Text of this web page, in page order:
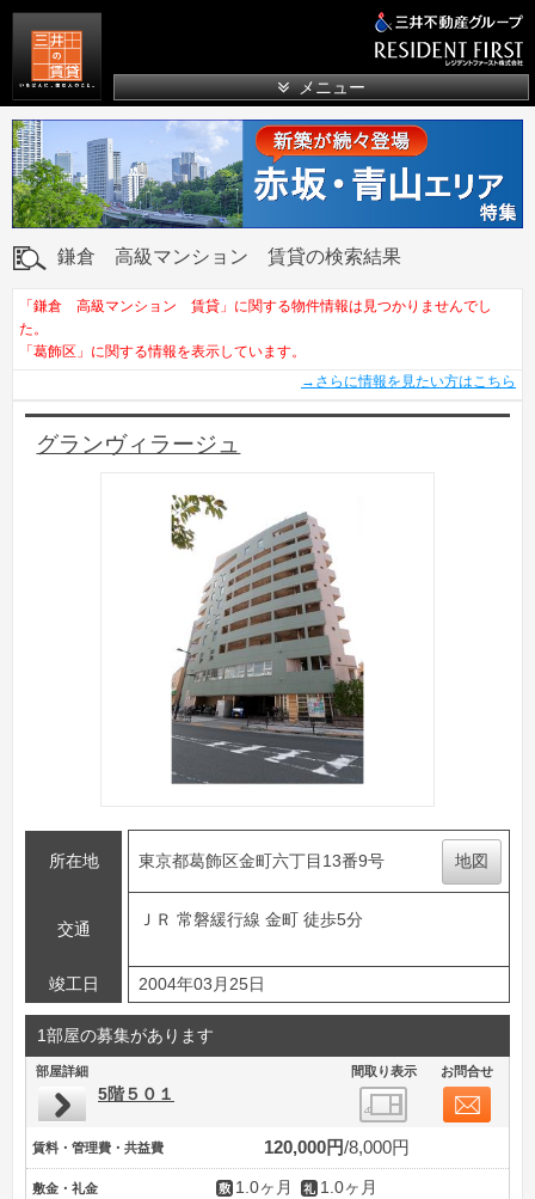
メニュー
鎌倉 高級マンション 賃貸の検索結果
「鎌倉 高級マンション 賃貸」に関する物件情報は見つかりませんでし
た。
「葛飾区」に関する情報を表示しています。
→さらに情報を見たい方はこちら
グランヴィラージュ
所在地 東京都葛飾区金町六丁目13番9号 地図
交通
ＪＲ 常磐緩行線 金町 徒歩5分
竣工日 2004年03月25日
1部屋の募集があります
部屋詳細 間取り表示 お問合せ
5階５０１
賃料・管理費・共益費 120,000円 8,000円
敷金・礼金 1.0ヶ月 1.0ヶ月